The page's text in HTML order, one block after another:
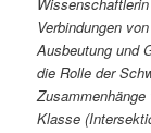
Verbindungen
Ausbeutung und
die Rolle der
Klasse